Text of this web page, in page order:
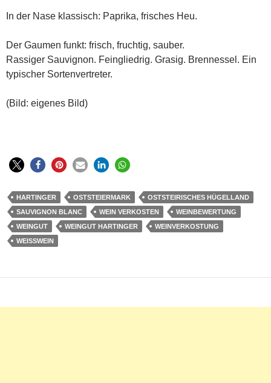
In der Nase klassisch: Paprika, frisches Heu.
Der Gaumen funkt: frisch, fruchtig, sauber.
Rassiger Sauvignon. Feingliedrig. Grasig. Brennessel. Ein
typischer Sortenvertreter.
(Bild: eigenes Bild)
HARTINGER OSTSTEIERMARK
OSTSTEIRISCHES HÜGELLAND
SAUVIGNON BLANC
WEIN VERKOSTEN
WEINBEWERTUNG
WEINGUT
WEINGUT HARTINGER
WEINVERKOSTUNG
WEISSWEIN